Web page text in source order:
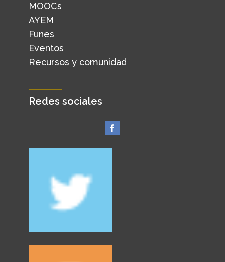
MOOCs
AYEM
Funes
Eventos
Recursos y comunidad
Redes sociales